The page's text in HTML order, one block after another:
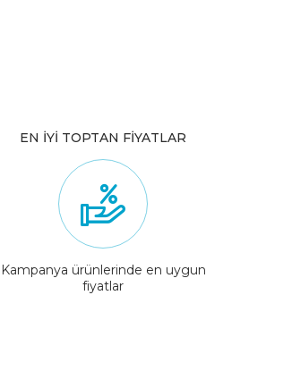
EN İYİ TOPTAN FİYATLAR
Kampanya ürünlerinde en uygun
fiyatlar